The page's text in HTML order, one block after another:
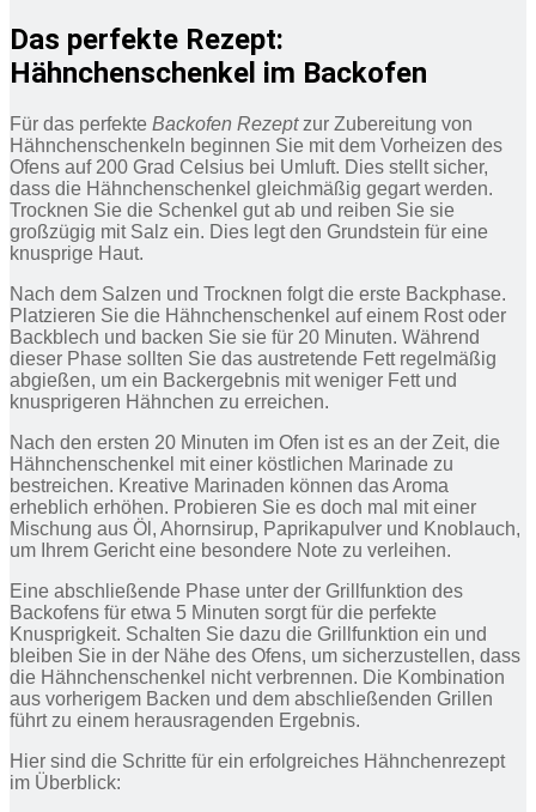
Das perfekte Rezept:
Hähnchenschenkel im Backofen
Für das perfekte Backofen Rezeptzur Zubereitung von
Hähnchenschenkeln beginnen Sie mit dem Vorheizen des
Ofens auf 200 Grad Celsius bei Umluft. Dies stellt sicher,
dass die Hähnchenschenkel gleichmäßig gegart werden.
Trocknen Sie die Schenkel gut ab und reiben Sie sie
großzügig mit Salz ein. Dies legt den Grundstein für eine
knusprige Haut.
Nach dem Salzen und Trocknen folgt die erste Backphase.
Platzieren Sie die Hähnchenschenkel auf einem Rost oder
Backblech und backen Sie sie für 20 Minuten. Während
dieser Phase sollten Sie das austretende Fett regelmäßig
abgießen, um ein Backergebnis mit weniger Fett und
knusprigeren Hähnchen zu erreichen.
Nach den ersten 20 Minuten im Ofen ist es an der Zeit, die
Hähnchenschenkel mit einer köstlichen Marinade zu
bestreichen. Kreative Marinaden können das Aroma
erheblich erhöhen. Probieren Sie es doch mal mit einer
Mischung aus Öl, Ahornsirup, Paprikapulver und Knoblauch,
um Ihrem Gericht eine besondere Note zu verleihen.
Eine abschließende Phase unter der Grillfunktion des
Backofens für etwa 5 Minuten sorgt für die perfekte
Knusprigkeit. Schalten Sie dazu die Grillfunktion ein und
bleiben Sie in der Nähe des Ofens, um sicherzustellen, dass
die Hähnchenschenkel nicht verbrennen. Die Kombination
aus vorherigem Backen und dem abschließenden Grillen
führt zu einem herausragenden Ergebnis.
Hier sind die Schritte für ein erfolgreiches Hähnchenrezept
im Überblick: